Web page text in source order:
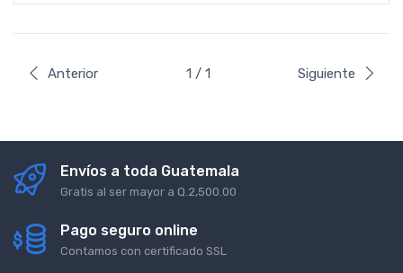
Anterior 1 / 1 Siguiente
Envíos a toda Guatemala
Gratis al ser mayor a Q.2,500.00
Pago seguro online
Contamos con certificado SSL